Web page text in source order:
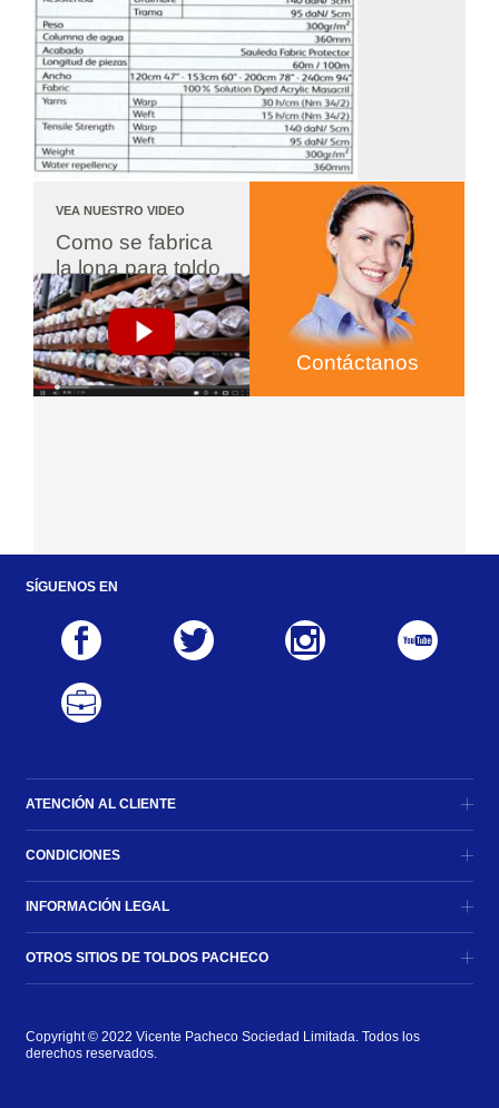
VEA NUESTRO VIDEO
Como se fabrica
la lona para toldo
Contáctanos
SÍGUENOS EN
ATENCIÓN AL CLIENTE
CONDICIONES
INFORMACIÓN LEGAL
OTROS SITIOS DE TOLDOS PACHECO
Copyright © 2022 Vicente Pacheco Sociedad Limitada. Todos los
derechos reservados.